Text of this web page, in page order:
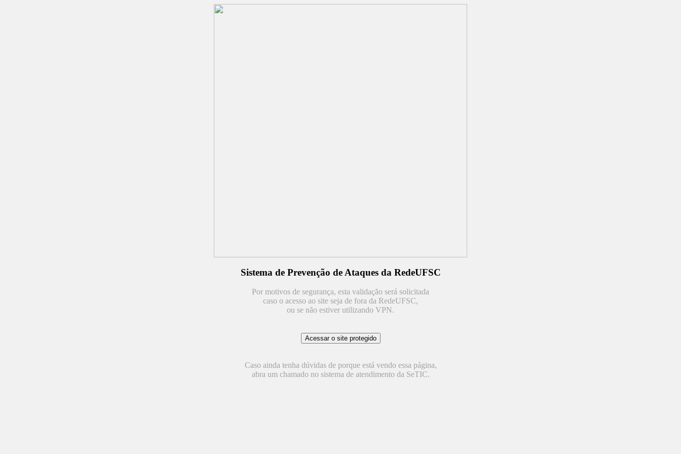
Sistema de Prevenção de Ataques da RedeUFSC
Por motivos de segurança, esta validação será solicitada
caso o acesso ao site seja de fora da RedeUFSC,
ou se não estiver utilizando VPN.
Caso ainda tenha dúvidas de porque está vendo essa página,
abra um chamado no sistema de atendimento da SeTIC.